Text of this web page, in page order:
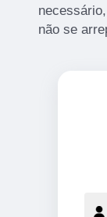
não se